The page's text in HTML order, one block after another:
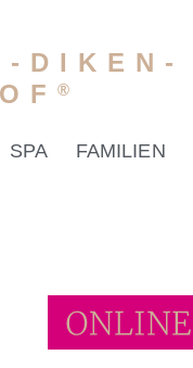
DIKEN-
®
SPA FAMILIEN